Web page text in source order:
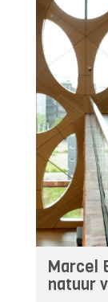
Marcel
natuur